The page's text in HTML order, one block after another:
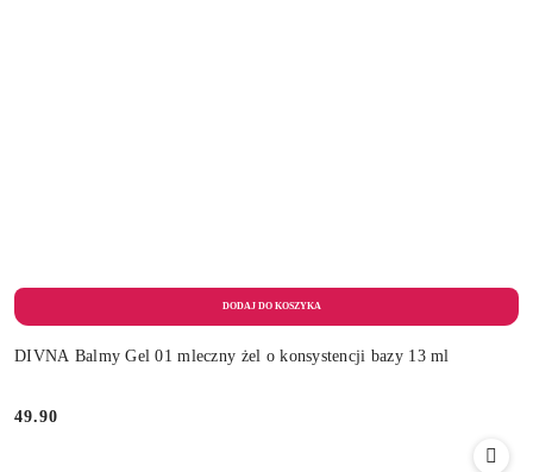
DIVNA Balmy Gel 01 mleczny żel o konsystencji bazy 13 ml
Cena:
49.90